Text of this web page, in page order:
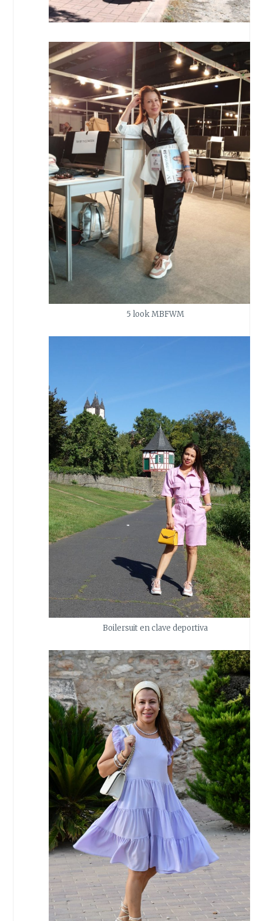
5 look MBFWM
Boilersuit en clave deportiva